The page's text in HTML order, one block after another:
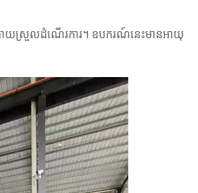
ងងាយស្រួលដំណើរការ។ ឧបករណ៍នេះមានអាយុ